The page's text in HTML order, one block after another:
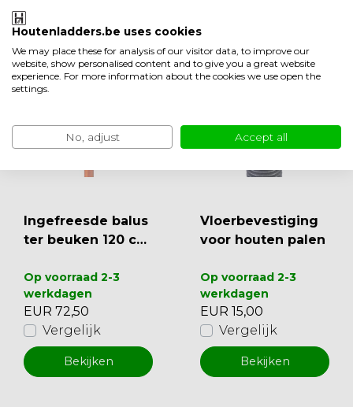
Ingefreesde balus
ter beuken 120 cm
Op voorraad 2-3
werkdagen
EUR 72,50
Vergelijk
Bekijken
Vloerbevestiging
voor houten palen
Op voorraad 2-3
werkdagen
EUR 15,00
Vergelijk
Bekijken
Houtenladders.be uses cookies
We may place these for analysis of our visitor data, to improve our
website, show personalised content and to give you a great website
experience. For more information about the cookies we use open the
settings.
No, adjust Accept all